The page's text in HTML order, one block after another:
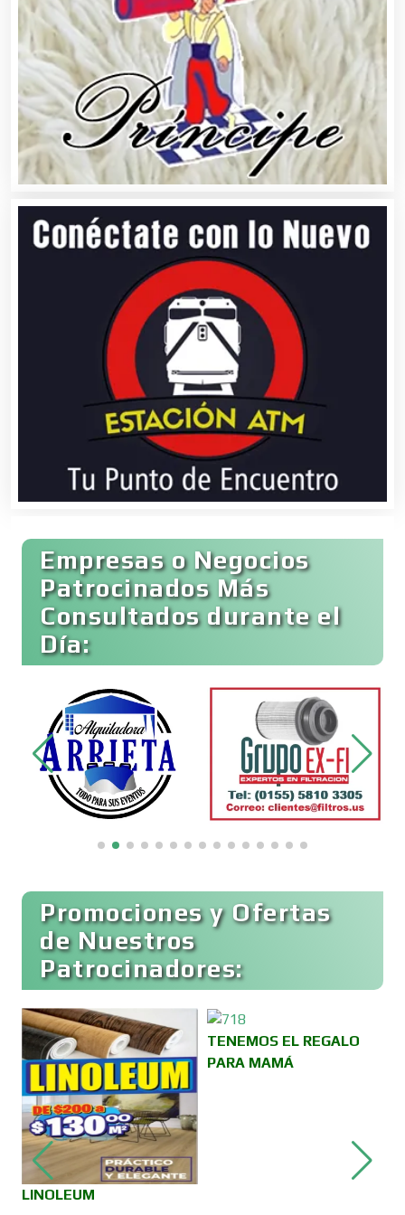
Automatización
Automóviles Nuevos y Usados
Autopartes Eléctricas
Avaluos
Balnearios
Bancos
Banquetes
Bares y Cantinas
Basculas
Bebidas
Belleza
Bordados y Estampados
Cafeterías
Cajas de Ahorro
Cámaras de Comercio
Camiones para Fletes
Empresas o Negocios
Patrocinados Más
Consultados durante el
Día:
Promociones y Ofertas
de Nuestros
Patrocinadores:
LINOLEUM
TENEMOS EL REGALO
PARA MAMÁ